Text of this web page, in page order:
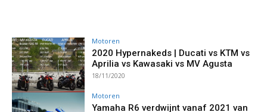
Motoren
2020 Hypernakeds | Ducati vs KTM vs
Aprilia vs Kawasaki vs MV Agusta
18/11/2020
Motoren
Yamaha R6 verdwijnt vanaf 2021 van